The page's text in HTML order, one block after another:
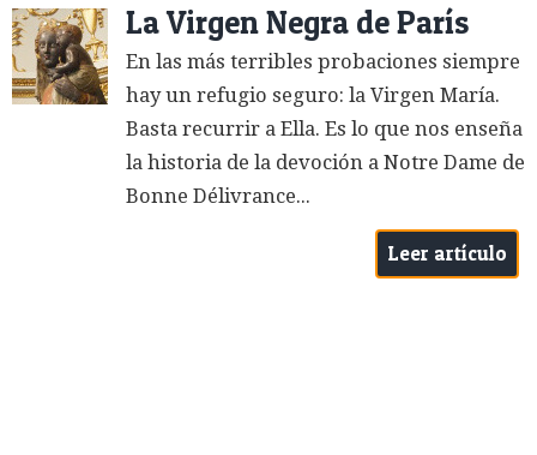
La Virgen Negra de París
En las más terribles probaciones siempre
hay un refugio seguro: la Virgen María.
Basta recurrir a Ella. Es lo que nos enseña
la historia de la devoción a Notre Dame de
Bonne Délivrance...
Leer artículo